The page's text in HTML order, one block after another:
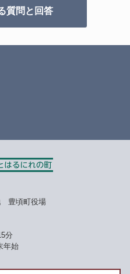
質問と回答
豊頃町役場
分
年始